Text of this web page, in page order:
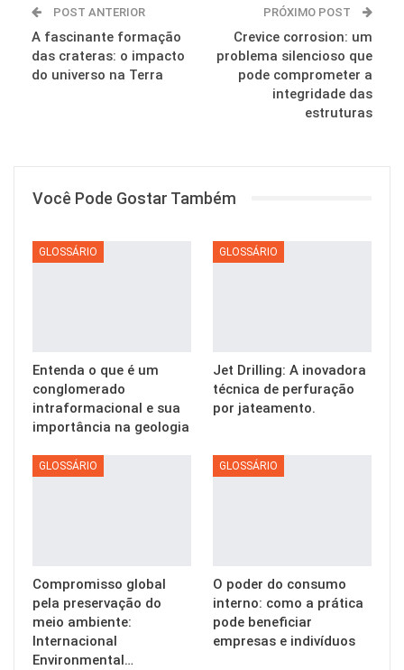
POST ANTERIOR
A fascinante formação
das crateras: o impacto
do universo na Terra
PRÓXIMO POST
Crevice corrosion: um
problema silencioso que
pode comprometer a
integridade das
estruturas
Você Pode Gostar Também
GLOSSÁRIO
Entenda o que é um
conglomerado
intraformacional e sua
importância na geologia
GLOSSÁRIO
Jet Drilling: A inovadora
técnica de perfuração
por jateamento.
GLOSSÁRIO
Compromisso global
pela preservação do
meio ambiente:
Internacional
Environmental…
GLOSSÁRIO
O poder do consumo
interno: como a prática
pode beneficiar
empresas e indivíduos